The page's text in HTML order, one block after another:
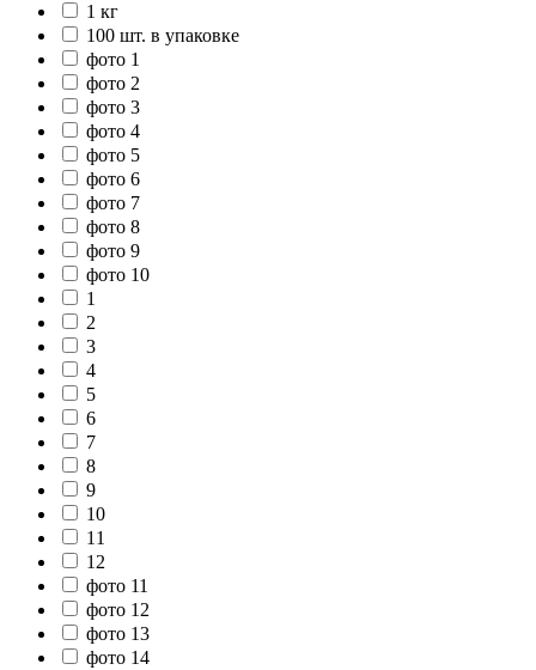
1 кг
100 шт. в упаковке
фото 1
фото 2
фото 3
фото 4
фото 5
фото 6
фото 7
фото 8
фото 9
фото 10
1
2
3
4
5
6
7
8
9
10
11
12
фото 11
фото 12
фото 13
фото 14